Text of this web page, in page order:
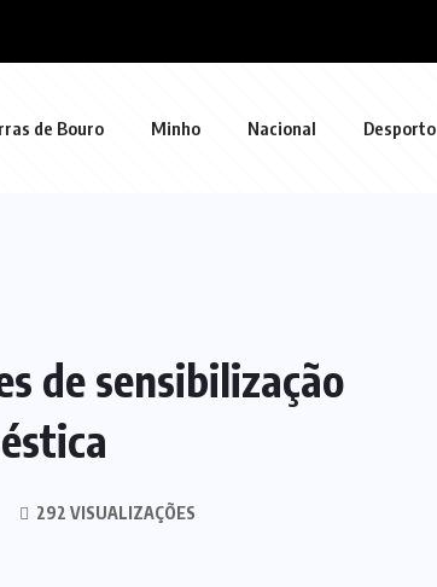
de Bouro Minho Nacional Desporto
de sensibilização
292 VISUALIZAÇÕES